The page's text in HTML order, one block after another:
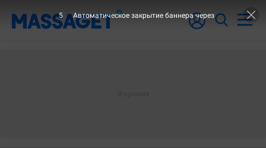
4 Автоматическое закрытие баннера через